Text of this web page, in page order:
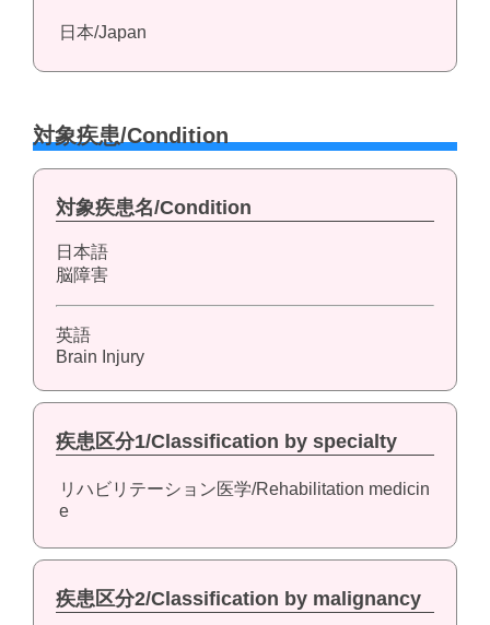
日本/Japan
対象疾患/Condition
対象疾患名/Condition
日本語
脳障害
英語
Brain Injury
疾患区分1/Classification by specialty
リハビリテーション医学/Rehabilitation medicin
e
疾患区分2/Classification by malignancy